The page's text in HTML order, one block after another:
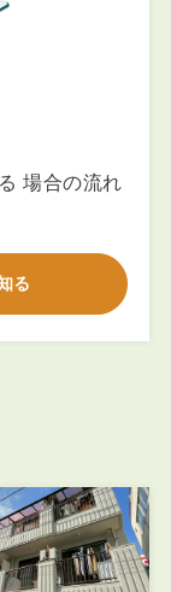
場合の流れ
る